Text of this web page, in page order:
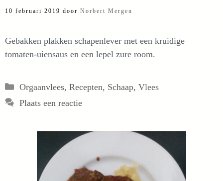
10 februari 2019 door Norbert Mergen
Gebakken plakken schapenlever met een kruidige
tomaten-uiensaus en een lepel zure room.
Categorieën
Orgaanvlees, Recepten, Schaap, Vlees
Plaats een reactie